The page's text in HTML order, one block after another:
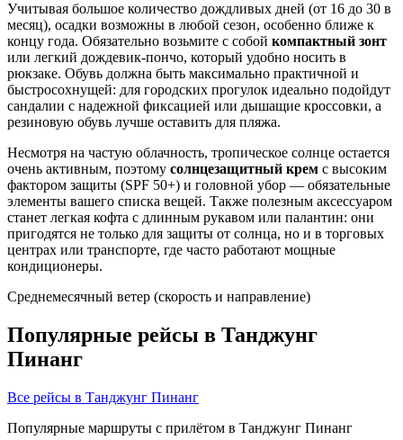
Учитывая большое количество дождливых дней (от 16 до 30 в
месяц), осадки возможны в любой сезон, особенно ближе к
концу года. Обязательно возьмите с собой компактный зонт
или легкий дождевик-пончо, который удобно носить в
рюкзаке. Обувь должна быть максимально практичной и
быстросохнущей: для городских прогулок идеально подойдут
сандалии с надежной фиксацией или дышащие кроссовки, а
резиновую обувь лучше оставить для пляжа.
Несмотря на частую облачность, тропическое солнце остается
очень активным, поэтому солнцезащитный крем с высоким
фактором защиты (SPF 50+) и головной убор — обязательные
элементы вашего списка вещей. Также полезным аксессуаром
станет легкая кофта с длинным рукавом или палантин: они
пригодятся не только для защиты от солнца, но и в торговых
центрах или транспорте, где часто работают мощные
кондиционеры.
Среднемесячный ветер (скорость и направление)
Популярные рейсы в Танджунг
Пинанг
Все рейсы в Танджунг Пинанг
Популярные маршруты с прилётом в Танджунг Пинанг